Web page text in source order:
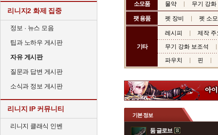
리니지2 화제 집중
정보 · 뉴스 모음
팁과 노하우 게시판
자유 게시판
질문과 답변 게시판
소식과 정보 게시판
리니지 IP 커뮤니티
리니지 클래식 인벤
소모품 물약 무기 강
팻 용품 펫 장비 펫 소
기타
레시피
제작 주
무기 강화 보조석
파우치
핀
기본 정보
둠 글로브